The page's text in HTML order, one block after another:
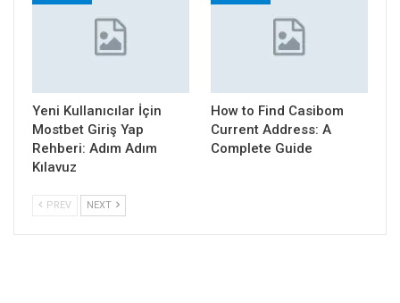
Yeni Kullanıcılar İçin
Mostbet Giriş Yap
Rehberi: Adım Adım
Kılavuz
How to Find Casibom
Current Address: A
Complete Guide
PREV NEXT